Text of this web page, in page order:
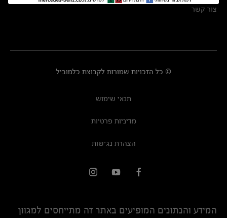
צור קשר
© כל הזכויות שמורות לקבוצת כלמוביל
תנאי שימוש
מדיניות פרטיות
הצהרת נגישות
המידע והנתונים המופיעים באתר זה מתייחסים למגוון